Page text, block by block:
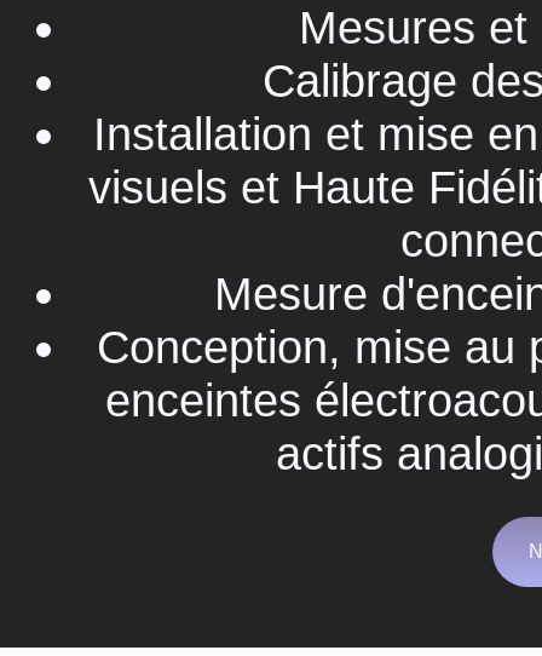
Mesures
Calibrage
Installation et mise
visuels et Haute
Mesure
Conception, mise au
enceintes
actifs